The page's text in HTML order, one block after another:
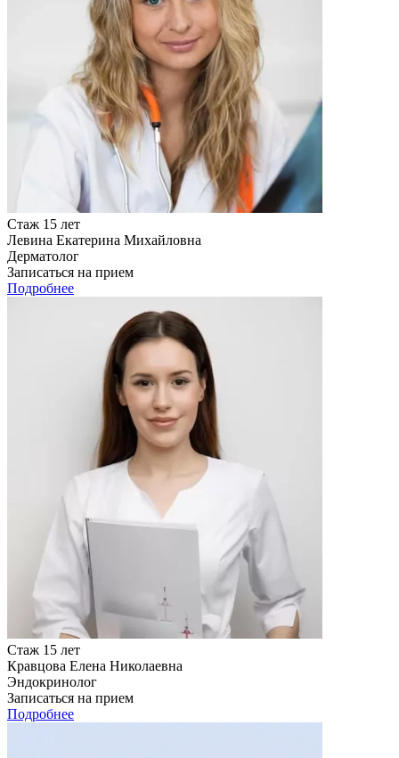
Стаж 15 лет
Левина Екатерина Михайловна
Дерматолог
Записаться на прием
Подробнее
Стаж 15 лет
Кравцова Елена Николаевна
Эндокринолог
Записаться на прием
Подробнее